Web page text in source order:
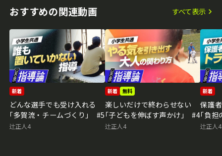
おすすめの関連動画 すべて表示
新着
どんな選手でも受け入れる
｢多賀流・チームづくり｣ #5
辻正人4
新着 無料
楽しいだけで終わらせない
｢子どもを伸ばす声かけ｣ #4
辻正人4
新着
保護
｢負
辻正人4